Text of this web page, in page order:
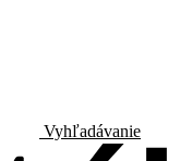
Vyhľadávanie